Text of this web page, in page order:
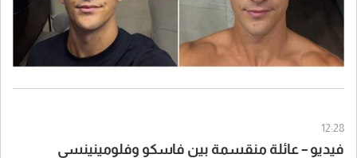
12:28
فيديو – عائلة منقسمة بين فاسكو وفلومينينسي